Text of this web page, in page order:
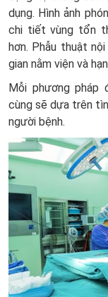
dụng. Hình ảnh
chi tiết vùng tổn
hơn. Phẫu thuật
gian nằm viện và
Mỗi phương pháp
cùng sẽ dựa trên
người bệnh.